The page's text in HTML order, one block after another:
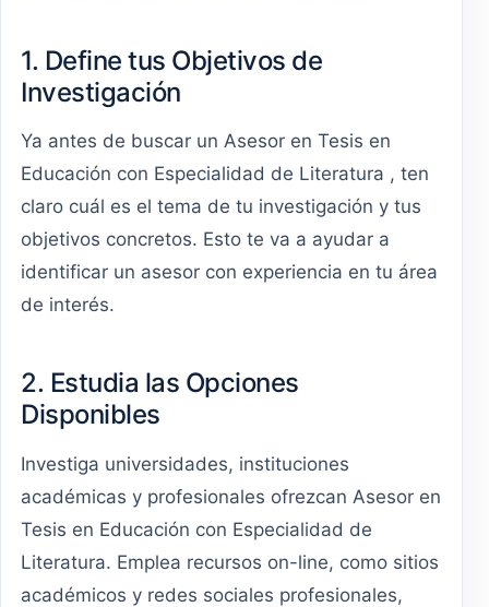
1. Define tus Objetivos de
Investigación
Ya antes de buscar un Asesor en Tesis en
Educación con Especialidad de Literatura , ten
claro cuál es el tema de tu investigación y tus
objetivos concretos. Esto te va a ayudar a
identificar un asesor con experiencia en tu área
de interés.
2. Estudia las Opciones
Disponibles
Investiga universidades, instituciones
académicas y profesionales ofrezcan Asesor en
Tesis en Educación con Especialidad de
Literatura. Emplea recursos on-line, como sitios
académicos y redes sociales profesionales,